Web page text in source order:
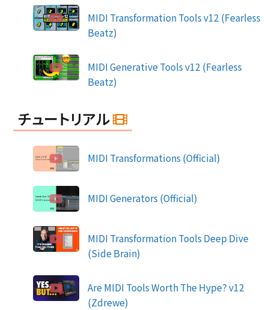
MIDI Transformation Tools v12 (Fearless
Beatz)
MIDI Generative Tools v12 (Fearless
Beatz)
チュートリアル
MIDI Transformations (Official)
MIDI Generators (Official)
MIDI Transformation Tools Deep Dive
(Side Brain)
Are MIDI Tools Worth The Hype? v12
(Zdrewe)